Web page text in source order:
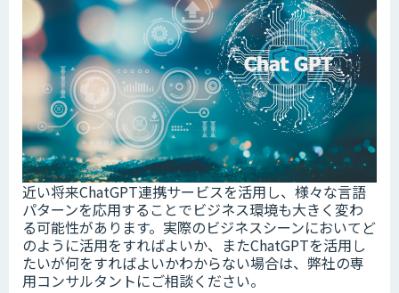
近い将来ChatGPT連携サービスを活用し、様々な言語
パターンを応用することでビジネス環境も大きく変わ
る可能性があります。実際のビジネスシーンにおいてど
のように活用をすればよいか、またChatGPTを活用し
たいが何をすればよいかわからない場合は、弊社の専
用コンサルタントにご相談ください。